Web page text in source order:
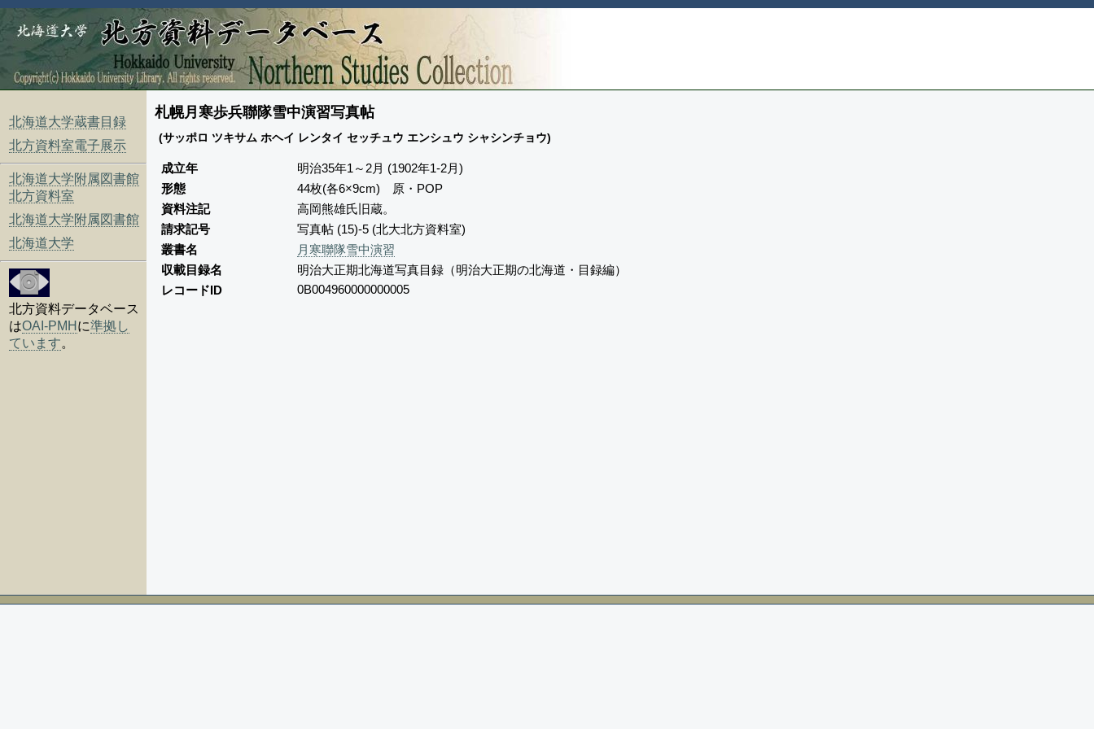
北海道大学蔵書目録
北方資料室電子展示
北海道大学附属図書館
北方資料室
北海道大学附属図書館
北海道大学
北方資料データベース
はOAI-PMH に準拠し
ています。
札幌月寒歩兵聯隊雪中演習写真帖
(サッポロ ツキサム ホヘイ レンタイ セッチュウ エンシュウ シャシンチョウ)
成立年
明治35年1～2月 (1902年1-2月)
形態
44枚(各6×9cm) 原・POP
資料注記
高岡熊雄氏旧蔵。
請求記号
写真帖 (15)-5 (北大北方資料室)
叢書名
月寒聯隊雪中演習
収載目録名
明治大正期北海道写真目録（明治大正期の北海道・目録編）
レコードID
0B004960000000005